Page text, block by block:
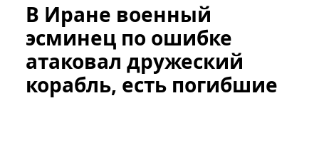
В Иране военный
эсминец по ошибке
атаковал дружеский
корабль, есть погибшие